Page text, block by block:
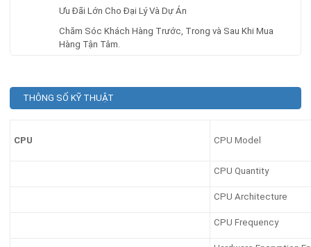
Ưu Đãi Lớn Cho Đại Lý Và Dự Án
Chăm Sóc Khách Hàng Trước, Trong và Sau Khi Mua
Hàng Tận Tâm.
THÔNG SỐ KỸ THUẬT
CPU CPU Model
CPU Quantity
CPU Architecture
CPU Frequency